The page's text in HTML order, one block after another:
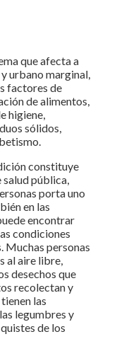
que afecta a
urbano marginal,
factores de
de alimentos,
higiene,
sólidos,
constituye
pública,
porta uno
en las
encontrar
condiciones
Muchas personas
al aire libre,
desechos que
recolectan y
las
legumbres y
de los